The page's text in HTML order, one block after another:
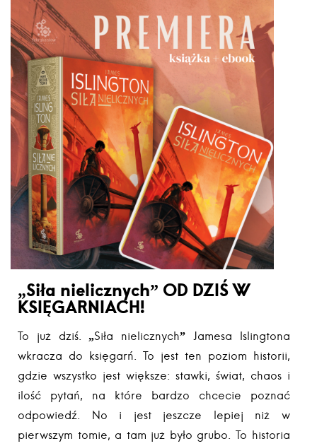
„Siła nielicznych” OD DZIŚ W
KSIĘGARNIACH!
To już dziś. „Siła nielicznych” Jamesa Islingtona
wkracza do księgarń. To jest ten poziom historii,
gdzie wszystko jest większe: stawki, świat, chaos i
ilość pytań, na które bardzo chcecie poznać
odpowiedź. No i jest jeszcze lepiej niż w
pierwszym tomie, a tam już było grubo. To historia